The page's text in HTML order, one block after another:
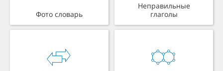
Фото словарь
Неправильные
глаголы